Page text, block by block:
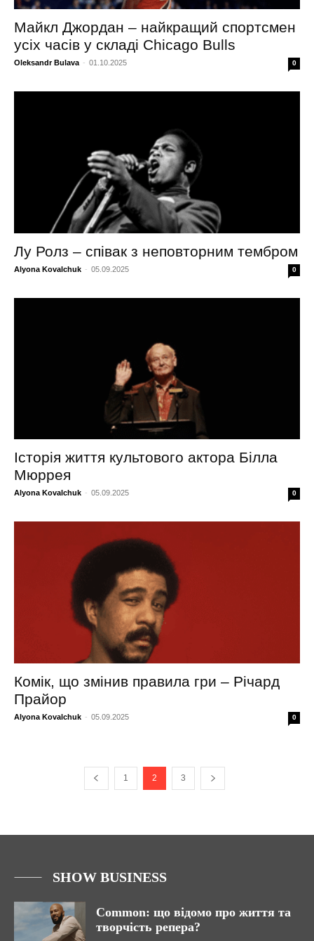
Майкл Джордан – найкращий спортсмен
усіх часів у складі Chicago Bulls
Oleksandr Bulava - 01.10.2025 0
Лу Ролз – співак з неповторним тембром
Alyona Kovalchuk - 05.09.2025 0
Історія життя культового актора Білла
Мюррея
Alyona Kovalchuk - 05.09.2025 0
Комік, що змінив правила гри – Річард
Прайор
Alyona Kovalchuk - 05.09.2025 0
1 2 3
SHOW BUSINESS
Common: що відомо про життя та
творчість репера?